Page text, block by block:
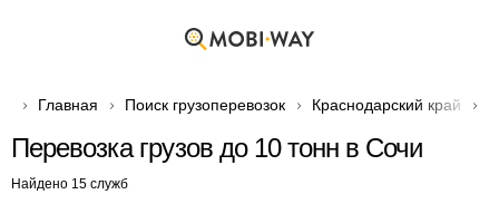
Главная Поиск грузоперевозок Краснодарский край
Перевозка грузов до 10 тонн в Сочи
Найдено 15 служб